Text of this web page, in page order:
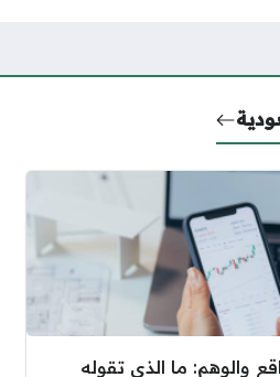
والوهم: ما الذي تقوله